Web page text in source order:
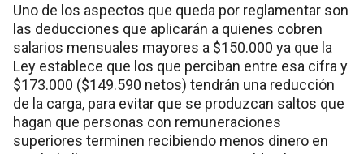
Uno de los aspectos que queda por reglamentar son
las deducciones que aplicarán a quienes cobren
salarios mensuales mayores a $150.000 ya que la
Ley establece que los que perciban entre esa cifra y
$173.000 ($149.590 netos) tendrán una reducción
de la carga, para evitar que se produzcan saltos que
hagan que personas con remuneraciones
superiores terminen recibiendo menos dinero en